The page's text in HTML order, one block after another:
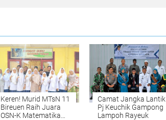
Keren! Murid MTsN 11
Bireuen Raih Juara
OSN-K Matematika
Camat Jangka Lantik
Pj Keuchik Gampong
Lampoh Rayeuk